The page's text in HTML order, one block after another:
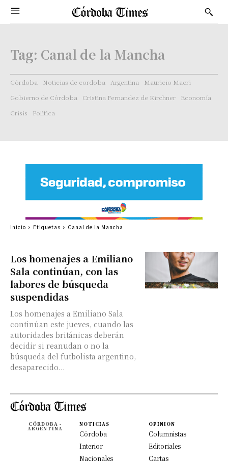
Tag: Canal de la Mancha
Córdoba Noticias de cordoba Argentina
Mauricio Macri
Gobierno de Córdoba
Cristina Fernandez de Kirchner
Economía
Crisis
Politica
Los homenajes a Emiliano
Sala continúan, con las
labores de búsqueda
suspendidas
Los homenajes a Emiliano Sala
continúan este jueves, cuando las
autoridades británicas deberán
decidir si reanudan o no la
búsqueda del futbolista argentino,
desaparecido...
Inicio Etiquetas Canal de la Mancha
CÓRDOBA -
ARGENTINA
NOTICIAS
Córdoba
Interior
Nacionales
OPINION
Columnistas
Editoriales
Cartas